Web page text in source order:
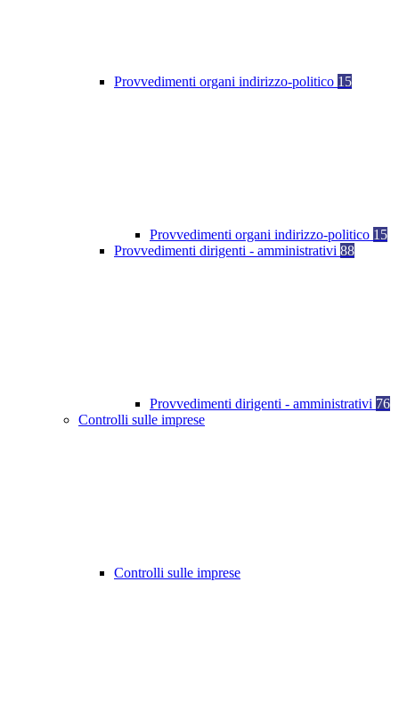
Provvedimenti organi indirizzo-politico 15
Provvedimenti organi indirizzo-politico 15
Provvedimenti dirigenti - amministrativi 88
Provvedimenti dirigenti - amministrativi 76
Controlli sulle imprese
Controlli sulle imprese